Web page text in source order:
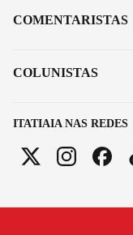
ITATIAIA NAS REDES
COMENTARISTAS
COLUNISTAS